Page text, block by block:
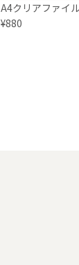
A4クリアファイ
¥880